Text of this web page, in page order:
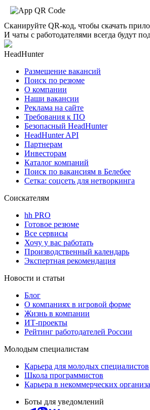
Сканируйте QR-код, чтобы скачать
И чаты с работодателями всегда будут
HeadHunter
Размещение вакансий
Поиск по резюме
О компании
Наши вакансии
Реклама на сайте
Требования к ПО
Безопасный HeadHunter
HeadHunter API
Партнерам
Инвесторам
Каталог компаний
Поиск по вакансиям в Белебее
Сетка: соцсеть для нетворкинга
Соискателям
hh PRO
Готовое резюме
Все сервисы
Хочу у вас работать
Производственный календарь
Экспертная рекомендация
Новости и статьи
Блог
О компаниях в игровой форме
Жизнь в компании
ИТ-проекты
Рейтинг работодателей России
Молодым специалистам
Карьера для молодых специалистов
Школа программистов
Карьера в некоммерческих
Боты для уведомлений